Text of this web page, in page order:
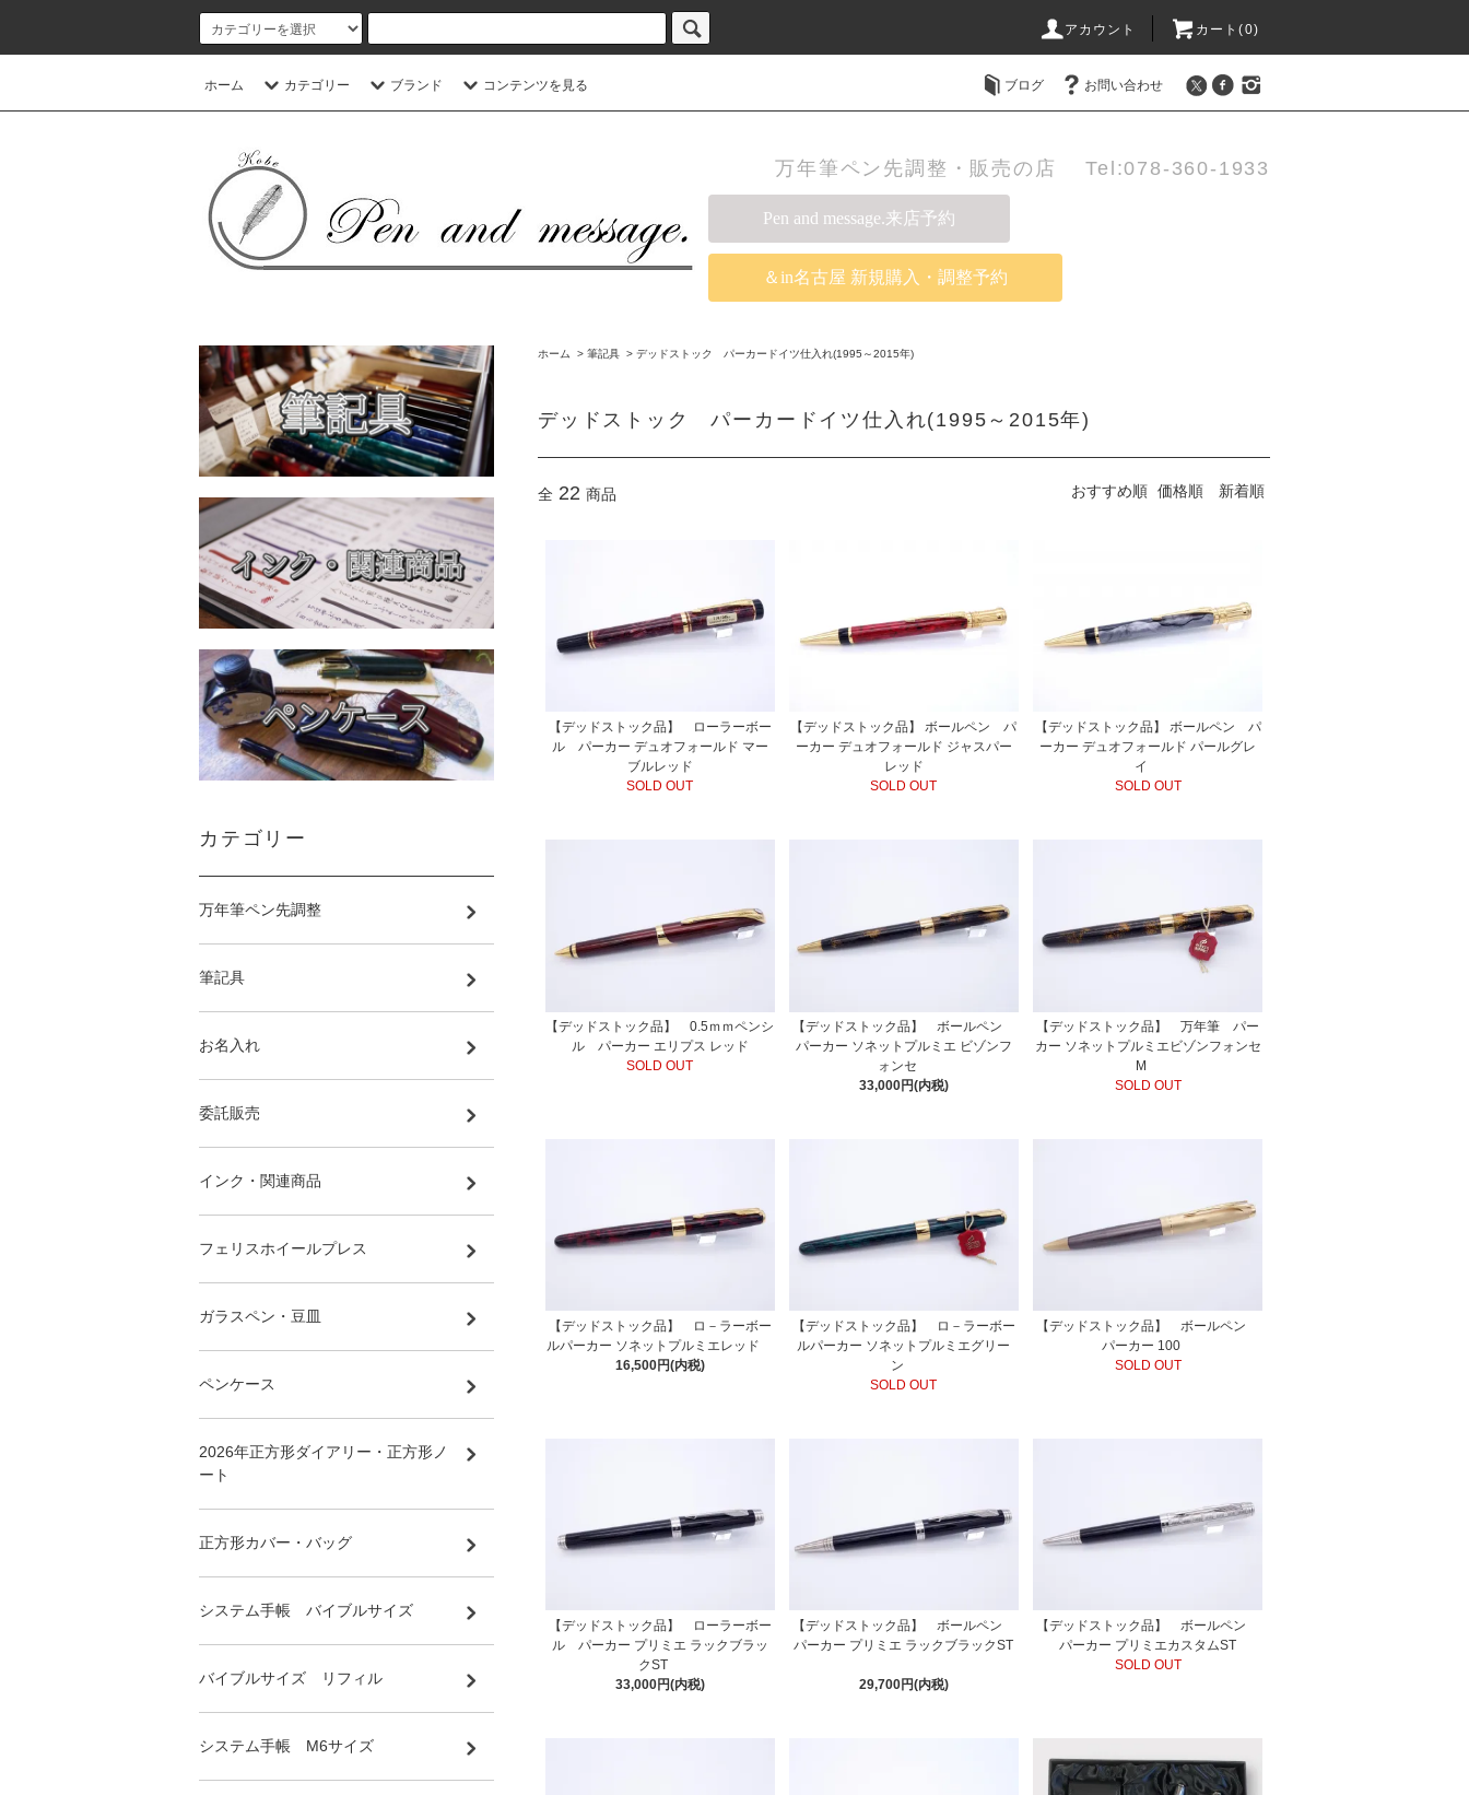
アカウント カート(0)
ホーム カテゴリー ブランド コンテンツを見る ブログ お問い合わせ
万年筆ペン先調整・販売の店 Tel:078-360-1933
Pen and message.来店予約
＆in名古屋 新規購入・調整予約
ホーム > 筆記具 > デッドストック パーカードイツ仕入れ(1995～2015年)
デッドストック パーカードイツ仕入れ(1995～2015年)
全 22 商品 おすすめ順 価格順 新着順
【デッドストック品】 ローラーボー
ル パーカー デュオフォールド マー
ブルレッド
SOLD OUT
【デッドストック品】 ボールペン パ
ーカー デュオフォールド ジャスパー
レッド
SOLD OUT
【デッドストック品】 ボールペン パ
ーカー デュオフォールド パールグレ
イ
SOLD OUT
【デッドストック品】 0.5ｍｍペンシ
ル パーカー エリプス レッド
SOLD OUT
【デッドストック品】 ボールペン
パーカー ソネットプルミエ ビゾンフ
ォンセ
33,000円(内税)
【デッドストック品】 万年筆 パー
カー ソネットプルミエビゾンフォンセ
M
SOLD OUT
【デッドストック品】 ロ－ラーボー
ルパーカー ソネットプルミエレッド
16,500円(内税)
【デッドストック品】 ロ－ラーボー
ルパーカー ソネットプルミエグリー
ン
SOLD OUT
【デッドストック品】 ボールペン
パーカー 100
SOLD OUT
【デッドストック品】 ローラーボー
ル パーカー プリミエ ラックブラッ
クST
33,000円(内税)
【デッドストック品】 ボールペン
パーカー プリミエ ラックブラックST
29,700円(内税)
【デッドストック品】 ボールペン
パーカー プリミエカスタムST
SOLD OUT
カテゴリー
万年筆ペン先調整
筆記具
お名入れ
委託販売
インク・関連商品
フェリスホイールプレス
ガラスペン・豆皿
ペンケース
2026年正方形ダイアリー・正方形ノ
ート
正方形カバー・バッグ
システム手帳 バイブルサイズ
バイブルサイズ リフィル
システム手帳 M6サイズ